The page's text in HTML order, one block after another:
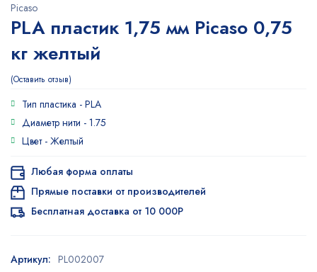
Picaso
PLA пластик 1,75 мм Picaso 0,75
кг желтый
Оставить отзыв
Тип пластика - PLA
Диаметр нити - 1.75
Цвет - Желтый
Любая форма оплаты
Прямые поставки от производителей
Бесплатная доставка от 10 000Р
Артикул: PL002007